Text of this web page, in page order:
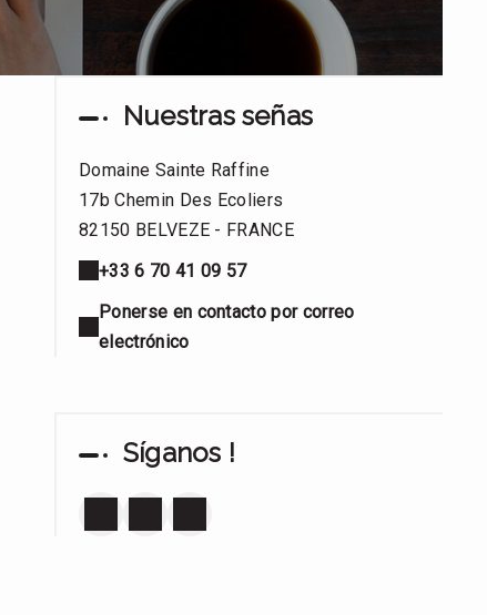
Nuestras señas
Domaine Sainte Raffine
17b Chemin Des Ecoliers
82150 BELVEZE - FRANCE
+33 6 70 41 09 57
Ponerse en contacto por correo
electrónico
Síganos !